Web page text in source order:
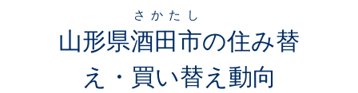
山形県酒田市
さかたし
の住み替
え・買い替え動向